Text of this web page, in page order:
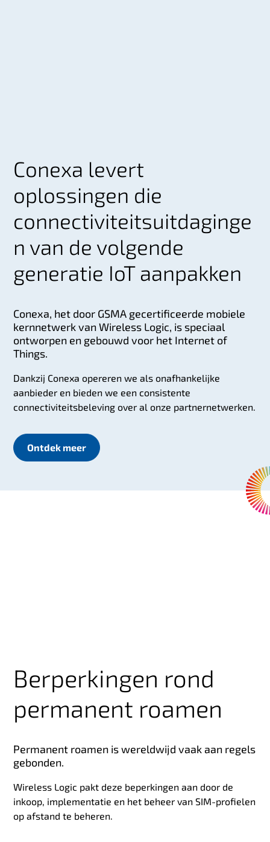
Conexa levert
oplossingen die
connectiviteitsuitdaginge
n van de volgende
generatie IoT aanpakken
Conexa, het door GSMA gecertificeerde mobiele
kernnetwerk van Wireless Logic, is speciaal
ontworpen en gebouwd voor het Internet of
Things.
Dankzij Conexa opereren we als onafhankelijke
aanbieder en bieden we een consistente
connectiviteitsbeleving over al onze partnernetwerken.
Ontdek meer
Conexa levert oplossingen die
Berperkingen rond
permanent roamen
Permanent roamen is wereldwijd vaak aan regels
gebonden.
Wireless Logic pakt deze beperkingen aan door de
inkoop, implementatie en het beheer van SIM-profielen
op afstand te beheren.